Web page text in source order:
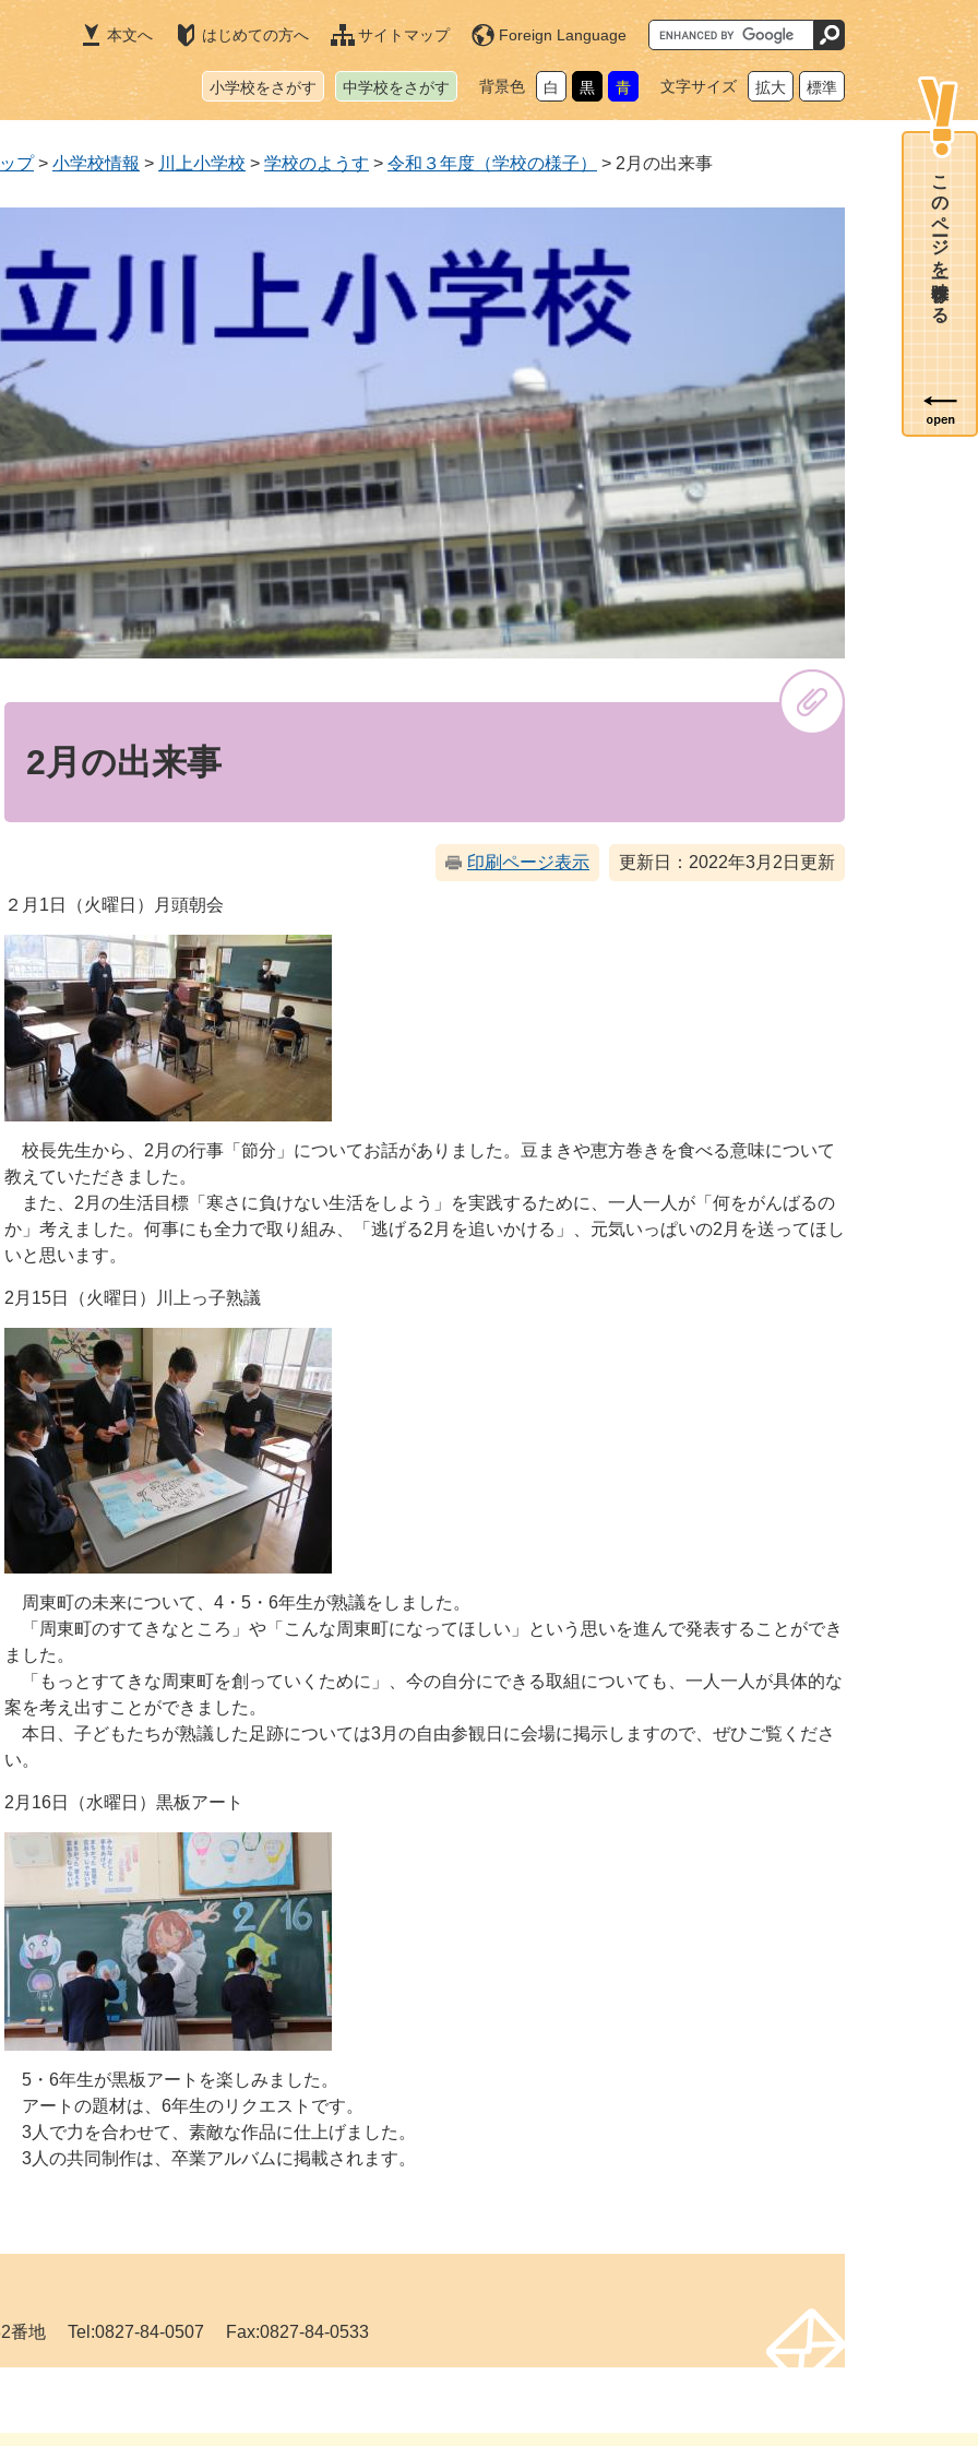
本文へ はじめての方へ サイトマップ Foreign Language
G
o
o
カ
ム
小学校をさがす 中学校をさがす 背景色 白 黒 青 文字サイズ 拡大 標準
プ > 小学校情報 > 川上小学校 > 学校のようす > 令和３年度（学校の様子） > 2月の出来事
2月の出来事
印刷ページ表示 更新日：2022年3月2日更新
２月1日（火曜日）月頭朝会
校長先生から、2月の行事「節分」についてお話がありました。豆まきや恵方巻きを食べる意味について
教えていただきました。
また、2月の生活目標「寒さに負けない生活をしよう」を実践するために、一人一人が「何をがんばるの
か」考えました。何事にも全力で取り組み、「逃げる2月を追いかける」、元気いっぱいの2月を送ってほし
いと思います。
2月15日（火曜日）川上っ子熟議
周東町の未来について、4・5・6年生が熟議をしました。
「周東町のすてきなところ」や「こんな周東町になってほしい」という思いを進んで発表することができ
ました。
「もっとすてきな周東町を創っていくために」、今の自分にできる取組についても、一人一人が具体的な
案を考え出すことができました。
本日、子どもたちが熟議した足跡については3月の自由参観日に会場に掲示しますので、ぜひご覧くださ
い。
2月16日（水曜日）黒板アート
5・6年生が黒板アートを楽しみました。
アートの題材は、6年生のリクエストです。
3人で力を合わせて、素敵な作品に仕上げました。
3人の共同制作は、卒業アルバムに掲載されます。
番地 Tel:0827-84-0507 Fax:0827-84-0533
このページを一時保存する